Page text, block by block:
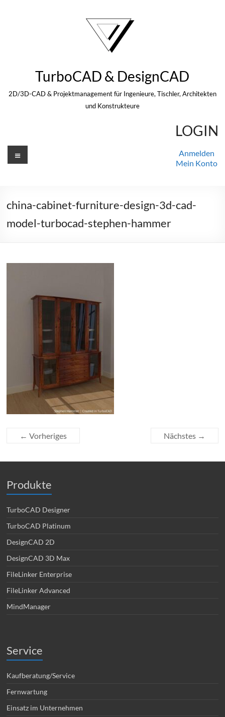
TurboCAD & DesignCAD
2D/3D-CAD & Projektmanagement für Ingenieure, Tischler, Architekten
und Konstrukteure
LOGIN
Anmelden
Mein Konto
Menü
china-cabinet-furniture-design-3d-cad-
model-turbocad-stephen-hammer
← Vorheriges Nächstes →
Produkte
TurboCAD Designer
TurboCAD Platinum
DesignCAD 2D
DesignCAD 3D Max
FileLinker Enterprise
FileLinker Advanced
MindManager
Service
Kaufberatung/Service
Fernwartung
Einsatz im Unternehmen